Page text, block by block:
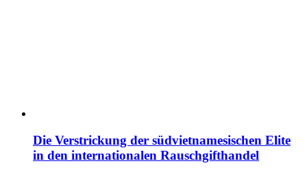
Die Verstrickung der südvietnamesischen Elite
in den internationalen Rauschgifthandel